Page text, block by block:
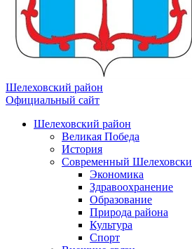
Шелеховский район
Официальный сайт
Шелеховский район
Великая Победа
История
Современный
Экономика
Здравоохранение
Образование
Природа района
Культура
Спорт